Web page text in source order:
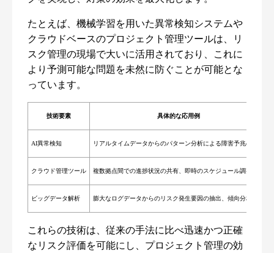
たとえば、機械学習を用いた異常検知システムや
クラウドベースのプロジェクト管理ツールは、リ
スク管理の現場で大いに活用されており、これに
より予測可能な問題を未然に防ぐことが可能とな
っています。
技術要素 具体的な応用例
AI異常検知 リアルタイムデータからのパターン分析による障害予兆の検出
クラウド管理ツール 複数拠点間での進捗状況の共有、即時のスケジュール調整
ビッグデータ解析 膨大なログデータからのリスク発生要因の抽出、傾向分析
これらの技術は、従来の手法に比べ迅速かつ正確
なリスク評価を可能にし、プロジェクト管理の効